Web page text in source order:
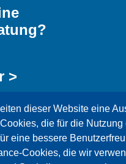
dieser Website eine
die für die
eine bessere
Cookies, die wir
>
>